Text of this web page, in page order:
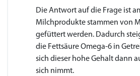
Die Antwort auf die Frage ist
Milchprodukte stammen von
gefüttert werden. Dadurch
die Fettsäure Omega-6 in
sich dieser hohe Gehalt dann
sich nimmt.